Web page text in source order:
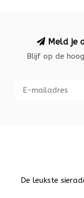
Meld je
Blijf op de
De leukste